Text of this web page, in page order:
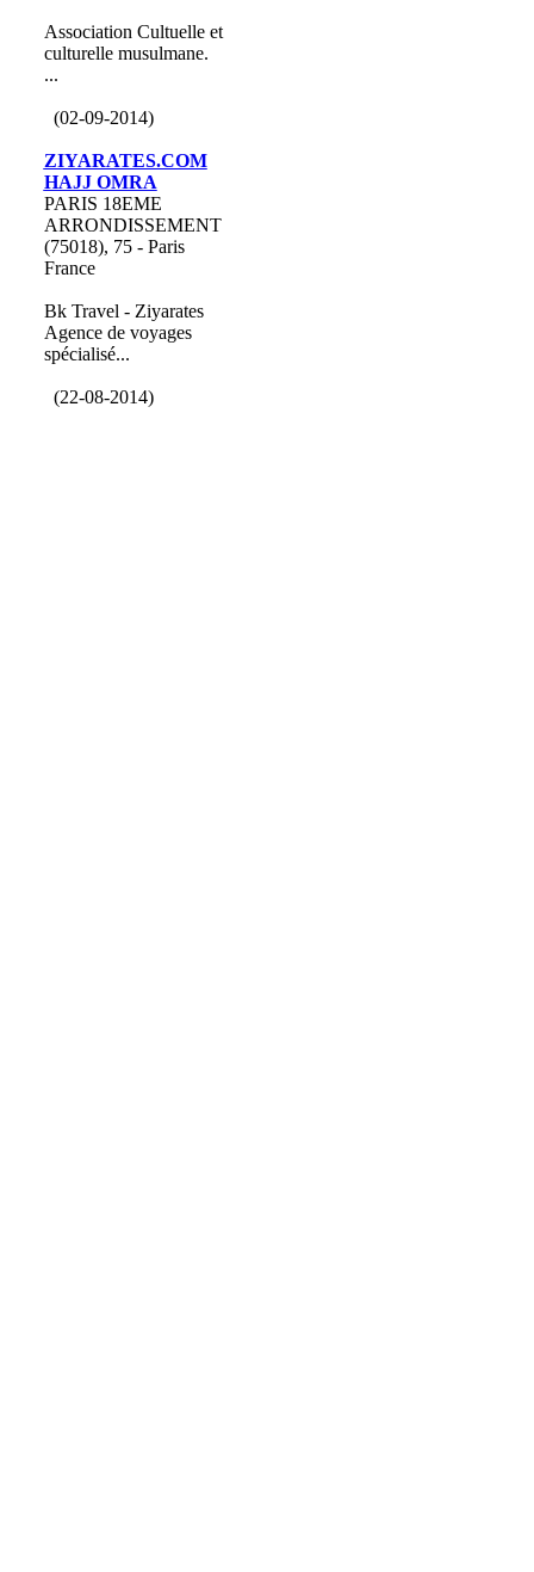
Association Cultuelle et
culturelle musulmane.
...
(02-09-2014)
ZIYARATES.COM
HAJJ OMRA
PARIS 18EME
ARRONDISSEMENT
(75018), 75 - Paris
France
Bk Travel - Ziyarates
Agence de voyages
spécialisé...
(22-08-2014)